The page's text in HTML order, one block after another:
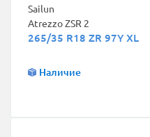
Sailun
Atrezzo ZSR 2
265/35 R18 ZR 97Y XL
Наличие